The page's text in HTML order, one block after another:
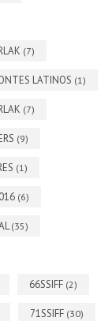
(7)
LATINOS (1)
(7)
(9)
(1)
(6)
(35)
66SSIFF (2)
71SSIFF (30)